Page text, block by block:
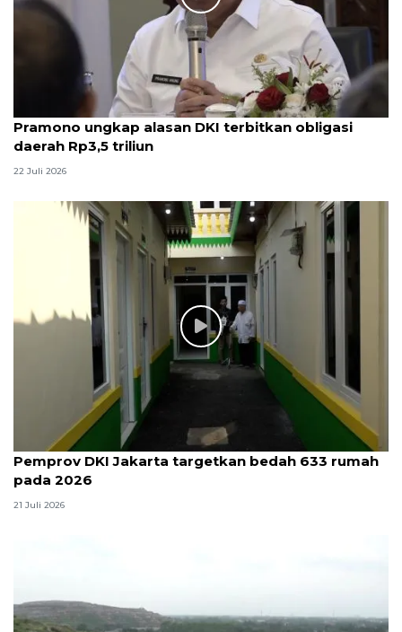
Pramono ungkap alasan DKI terbitkan obligasi
daerah Rp3,5 triliun
22 Juli 2026
Pemprov DKI Jakarta targetkan bedah 633 rumah
pada 2026
21 Juli 2026